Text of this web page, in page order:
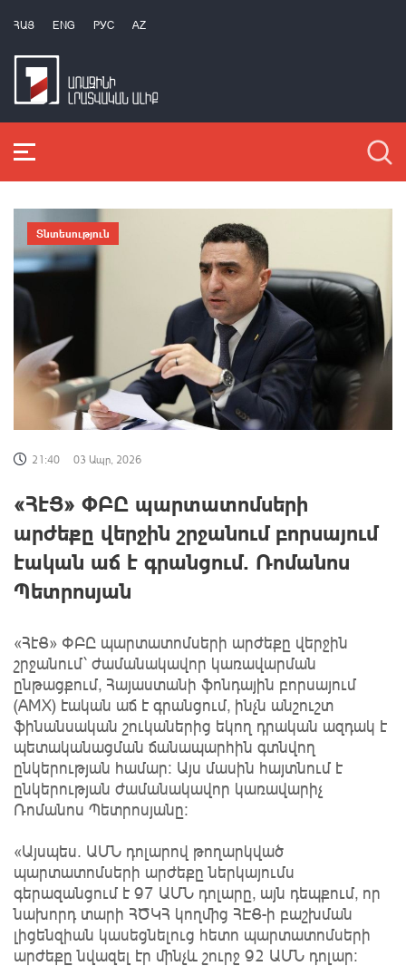
ՀԱՅ ENG РУС AZ
Տնտեսություն
21:40 03 Ապր, 2026
«ՀէՑ» ՓԲԸ պարտատոմսերի
արժեքը վերջին շրջանում բորսայում
էական աճ է գրանցում․ Ռոմանոս
Պետրոսյան
«ՀէՑ» ՓԲԸ պարտատոմսերի արժեքը վերջին
շրջանում՝ ժամանակավոր կառավարման
ընթացքում, Հայաստանի ֆոնդային բորսայում
(AMX) էական աճ է գրանցում, ինչն անշուշտ
ֆինանսական շուկաներից եկող դրական ազդակ է
պետականացման ճանապարհին գտնվող
ընկերության համար։ Այս մասին հայտնում է
ընկերության ժամանակավոր կառավարիչ
Ռոմանոս Պետրոսյանը։
«Այսպես. ԱՄՆ դոլարով թողարկված
պարտատոմսերի արժեքը ներկայումս
գերազանցում է 97 ԱՄՆ դոլարը, այն դեպքում, որ
նախորդ տարի ՀԾԿՀ կողմից ՀԷՑ-ի բաշխման
լիցենզիան կասեցնելուց հետո պարտատոմսերի
արժեքը նվազել էր մինչև շուրջ 92 ԱՄՆ դոլար: